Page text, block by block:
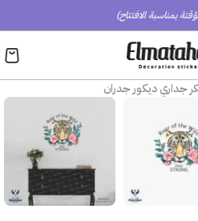
بمناسبة الافتتاح)